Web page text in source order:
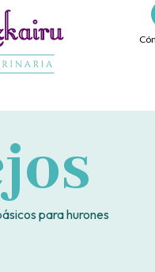
para hurones